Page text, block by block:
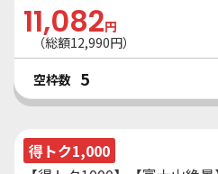
11,082円
（総額12,990円）
空枠数 5
得トク1,000